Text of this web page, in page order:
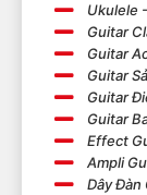
Ukulele
Guitar
Guitar
Guitar
Guitar
Guitar
Effect
Ampli
Dây Đàn